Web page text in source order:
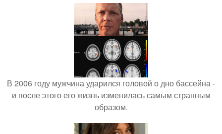
В 2006 году мужчина ударился головой о дно бассейна -
и после этого его жизнь изменилась самым странным
образом.